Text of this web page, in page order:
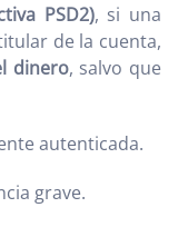
PSD2), si una
de la cuenta,
dinero, salvo que
autenticada.
grave.